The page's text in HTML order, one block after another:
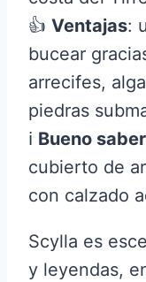
👍 Ventajas:
bucear
arrecifes,
piedras
ℹ️ Bueno saber
cubierto de
con calzado
Scylla es
y leyendas,